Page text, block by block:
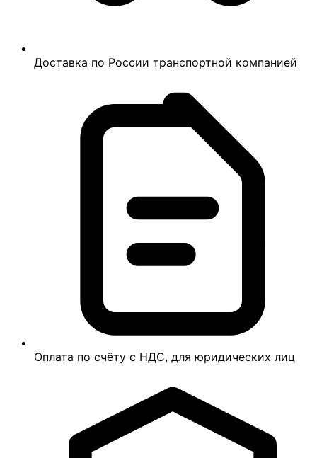
Доставка по России транспортной компанией
Оплата по счёту с НДС, для юридических лиц